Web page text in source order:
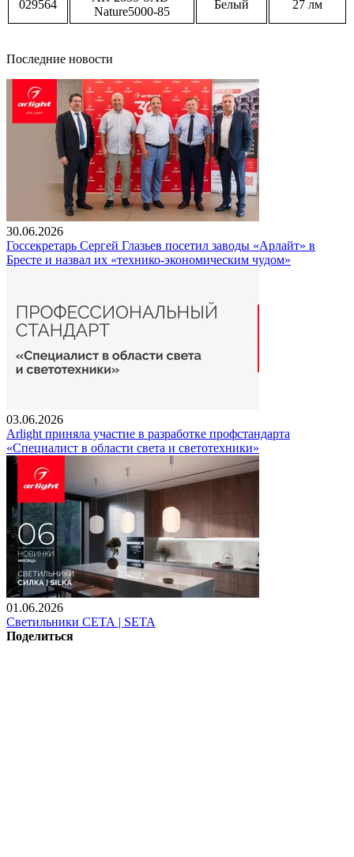
029564
Nature5000-85
Белый 27 лм
Последние новости
30.06.2026
Госсекретарь Сергей Глазьев посетил заводы «Арлайт» в
Бресте и назвал их «технико-экономическим чудом»
03.06.2026
Arlight приняла участие в разработке профстандарта
«Специалист в области света и светотехники»
01.06.2026
Светильники СЕТА | SETA
Поделиться